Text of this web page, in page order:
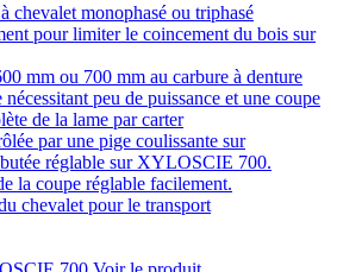
chevalet monophasé ou triphasé
pour limiter le coincement du bois sur
mm ou 700 mm au carbure à denture
peu de puissance et une coupe
de la lame par carter
par une pige coulissante sur
réglable sur XYLOSCIE 700.
la coupe réglable facilement.
chevalet pour le transport